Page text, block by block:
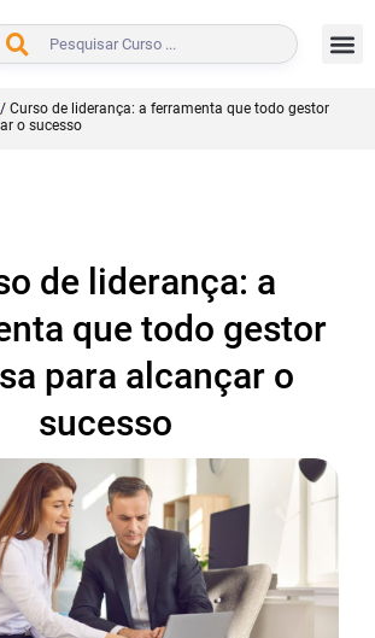
BUSCAR
/ Curso de liderança: a ferramenta que todo gestor
o sucesso
de liderança: a
que todo gestor
para alcançar o
sucesso